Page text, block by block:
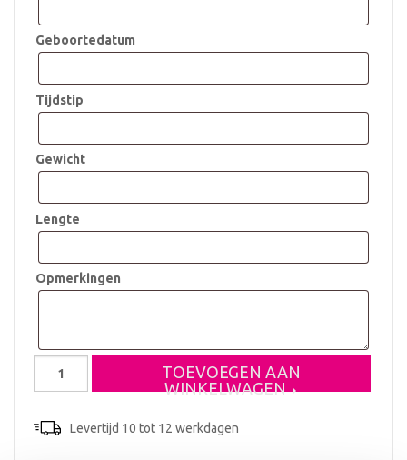
Geboortedatum
Tijdstip
Gewicht
Lengte
Opmerkingen
TOEVOEGEN AAN
WINKELWAGEN
Levertijd 10 tot 12 werkdagen